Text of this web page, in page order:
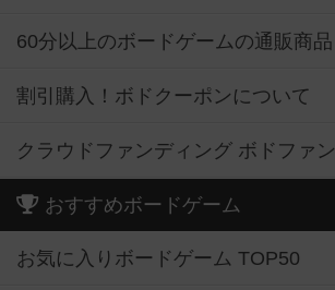
60分以上のボードゲームの通販商品
割引購入！ボドクーポンについて
クラウドファンディング ボドファン
おすすめボードゲーム
お気に入りボードゲーム TOP50